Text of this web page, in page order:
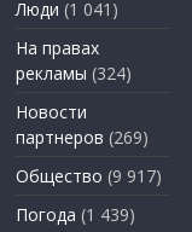
Люди (1 041)
На правах
рекламы (324)
Новости
партнеров (269)
Общество (9 917)
Погода (1 439)